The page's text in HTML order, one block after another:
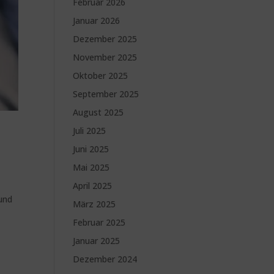
Januar 2026
Dezember 2025
November 2025
Oktober 2025
September 2025
August 2025
Juli 2025
Juni 2025
Mai 2025
April 2025
März 2025
Februar 2025
Januar 2025
Dezember 2024